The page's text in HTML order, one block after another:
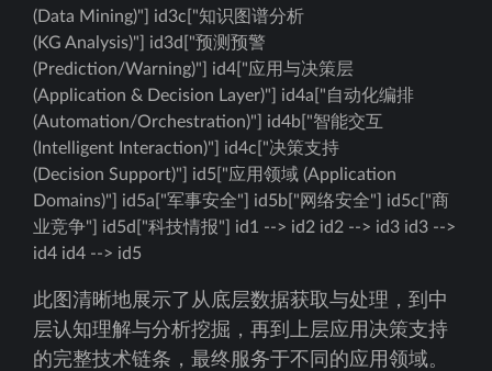
(Data Mining)"] id3c["知识图谱分析
(KG Analysis)"] id3d["预测预警
(Prediction/Warning)"] id4["应用与决策层
(Application & Decision Layer)"] id4a["自动化编排
(Automation/Orchestration)"] id4b["智能交互
(Intelligent Interaction)"] id4c["决策支持
(Decision Support)"] id5["应用领域 (Application
Domains)"] id5a["军事安全"] id5b["网络安全"] id5c["商
业竞争"] id5d["科技情报"] id1 --> id2 id2 --> id3 id3 -->
id4 id4 --> id5
此图清晰地展示了从底层数据获取与处理，到中
层认知理解与分析挖掘，再到上层应用决策支持
的完整技术链条，最终服务于不同的应用领域。